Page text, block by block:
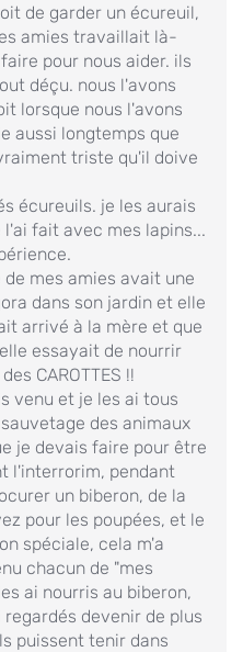
de garder un écureuil,
amies travaillait là-
pour nous aider. ils
déçu. nous l'avons
lorsque nous l'avons
aussi longtemps que
triste qu'il doive
écureuils. je les aurais
fait avec mes lapins...
de mes amies avait une
dans son jardin et elle
arrivé à la mère et que
essayait de nourrir
CAROTTES !!
venu et je les ai tous
des animaux
je devais faire pour être
l'interrorim, pendant
un biberon, de la
pour les poupées, et le
spéciale, cela m'a
chacun de "mes
ai nourris au biberon,
devenir de plus
puissent tenir dans